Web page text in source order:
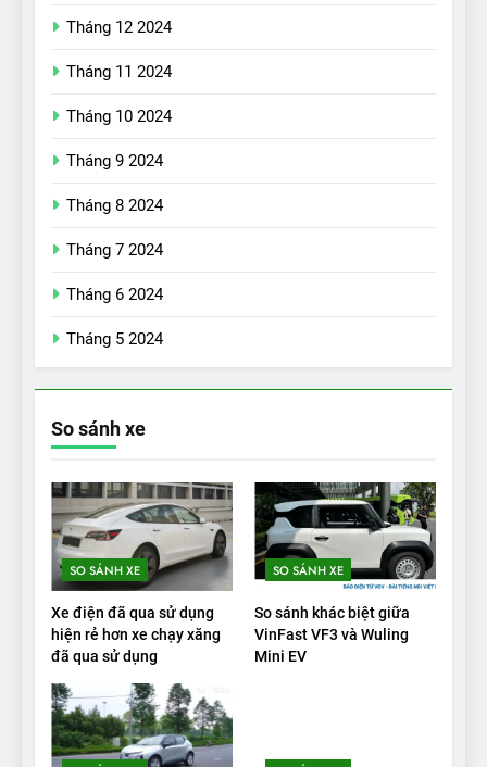
Tháng 12 2024
Tháng 11 2024
Tháng 10 2024
Tháng 9 2024
Tháng 8 2024
Tháng 7 2024
Tháng 6 2024
Tháng 5 2024
So sánh xe
SO SÁNH XE
Xe điện đã qua sử dụng
hiện rẻ hơn xe chạy xăng
đã qua sử dụng
SO SÁNH XE
So sánh khác biệt giữa
VinFast VF3 và Wuling
Mini EV
chỉ có trên VinFast VF8
VinFast VF9 có gì để cạnh
tranh với các xe xăng cùng
tầm giá?
ĐÁNH GIÁ XE
20
Đánh giá: Người đam mê xe
điện Hyundai Ioniq 5 N 2025
1